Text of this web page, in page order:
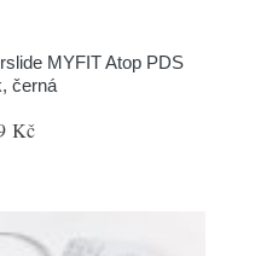
MYFIT Atop PDS
černá
Kč